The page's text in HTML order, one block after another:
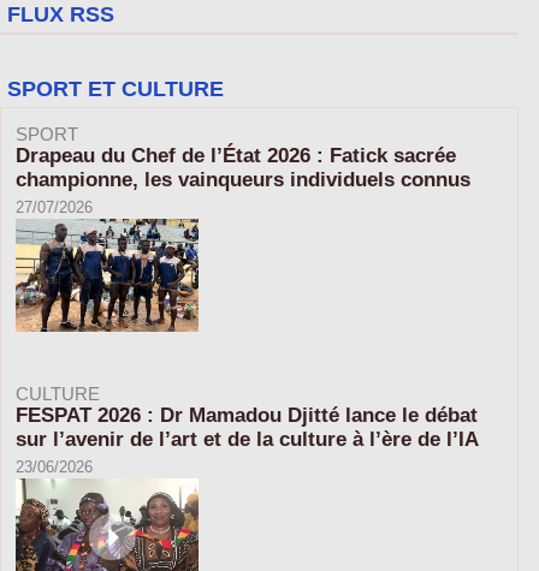
FLUX RSS
SPORT ET CULTURE
SPORT
Drapeau du Chef de l’État 2026 : Fatick sacrée
championne, les vainqueurs individuels connus
27/07/2026
CULTURE
FESPAT 2026 : Dr Mamadou Djitté lance le débat
sur l’avenir de l’art et de la culture à l’ère de l’IA
23/06/2026